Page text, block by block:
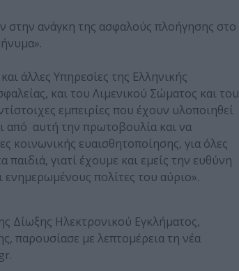
στην ανάγκη της ασφαλούς πλοήγησης στο
άλλες Υπηρεσίες της Ελληνικής
και του Λιμενικού Σώματος και του
εμπειρίες που έχουν υλοποιηθεί
από αυτή την πρωτοβουλία και να
κοινωνικής ευαισθητοποίησης, για όλες
παιδιά, γιατί έχουμε και εμείς την ευθύνη
πολίτες του αύριο».
Δίωξης Ηλεκτρονικού Εγκλήματος,
παρουσίασε με λεπτομέρεια τη νέα